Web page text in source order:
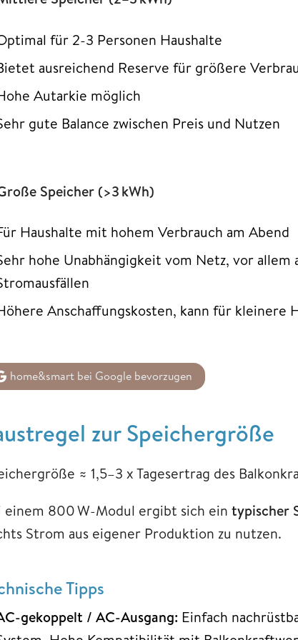
für 2-3 Personen Haushalte
ausreichend Reserve für größere
Autarkie möglich
gute Balance zwischen Preis und Nutzen
Speicher (>3 kWh)
Haushalte mit hohem Verbrauch am Abend
hohe Unabhängigkeit vom Netz, vor
Anschaffungskosten, kann für kleinere
home&smart bei Google bevorzugen
zur Speichergröße
≈ 1,5–3 x Tagesertrag des
einem 800 W-Modul ergibt sich ein typischer
Strom aus eigener Produktion zu nutzen.
Tipps
gekoppelt / AC-Ausgang: Einfach